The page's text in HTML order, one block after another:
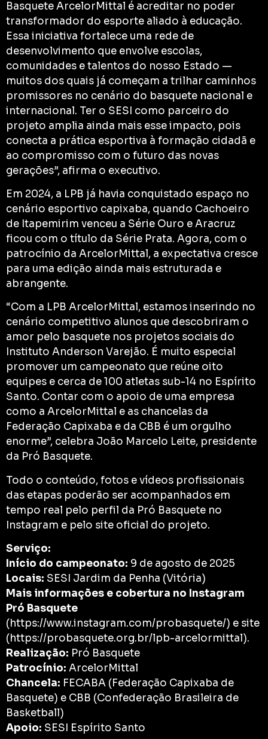
Basquete ArcelorMittal é acreditar no poder
transformador do esporte aliado à educação.
Essa iniciativa fortalece uma rede de
desenvolvimento que envolve escolas,
comunidades e talentos do nosso Estado —
muitos dos quais já começam a trilhar caminhos
promissores no cenário do basquete nacional e
internacional. Ter o SESI como parceiro do
projeto amplia ainda mais esse impacto, pois
conecta a prática esportiva à formação cidadã e
ao compromisso com o futuro das novas
gerações”, afirma o executivo.
Em 2024, a LPB já havia conquistado espaço no
cenário esportivo capixaba, quando Cachoeiro
de Itapemirim venceu a Série Ouro e Aracruz
ficou com o título da Série Prata. Agora, com o
patrocínio da ArcelorMittal, a expectativa cresce
para uma edição ainda mais estruturada e
abrangente.
“Com a LPB ArcelorMittal, estamos inserindo no
cenário competitivo alunos que descobriram o
amor pelo basquete nos projetos sociais do
Instituto Anderson Varejão. É muito especial
promover um campeonato que reúne oito
equipes e cerca de 100 atletas sub-14 no Espírito
Santo. Contar com o apoio de uma empresa
como a ArcelorMittal e as chancelas da
Federação Capixaba e da CBB é um orgulho
enorme”, celebra João Marcelo Leite, presidente
da Pró Basquete.
Todo o conteúdo, fotos e vídeos profissionais
das etapas poderão ser acompanhados em
tempo real pelo perfil da Pró Basquete no
Instagram e pelo site oficial do projeto.
Serviço:
Início do campeonato: 9 de agosto de 2025
Locais: SESI Jardim da Penha (Vitória)
Mais informações e cobertura no Instagram
Pró Basquete
(https://www.instagram.com/probasquete/) e site
(https://probasquete.org.br/lpb-arcelormittal).
Realização: Pró Basquete
Patrocínio: ArcelorMittal
Chancela: FECABA (Federação Capixaba de
Basquete) e CBB (Confederação Brasileira de
Basketball)
Apoio: SESI Espírito Santo